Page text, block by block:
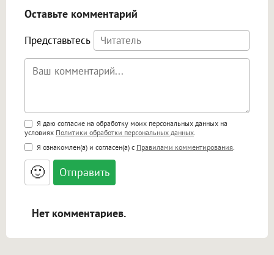
Оставьте комментарий
Представьтесь
Поддержка HTML
<b>, <strong>, <u>, <i>, <em>, <s>, <big>,
<small>, <sup>, <sub>, <pre>, <ul>, <ol>, <li>,
<blockquote>, <code> экранирует HTML,
адреса URL автоматически становятся
ссылками, и [img]адрес[/img] будет
Я даю согласие на обработку моих персональных данных на
условиях Политики обработки персональных данных
Я ознакомлен(а) и согласен(а) с Правилами комментирования
🙂
Нет комментариев.